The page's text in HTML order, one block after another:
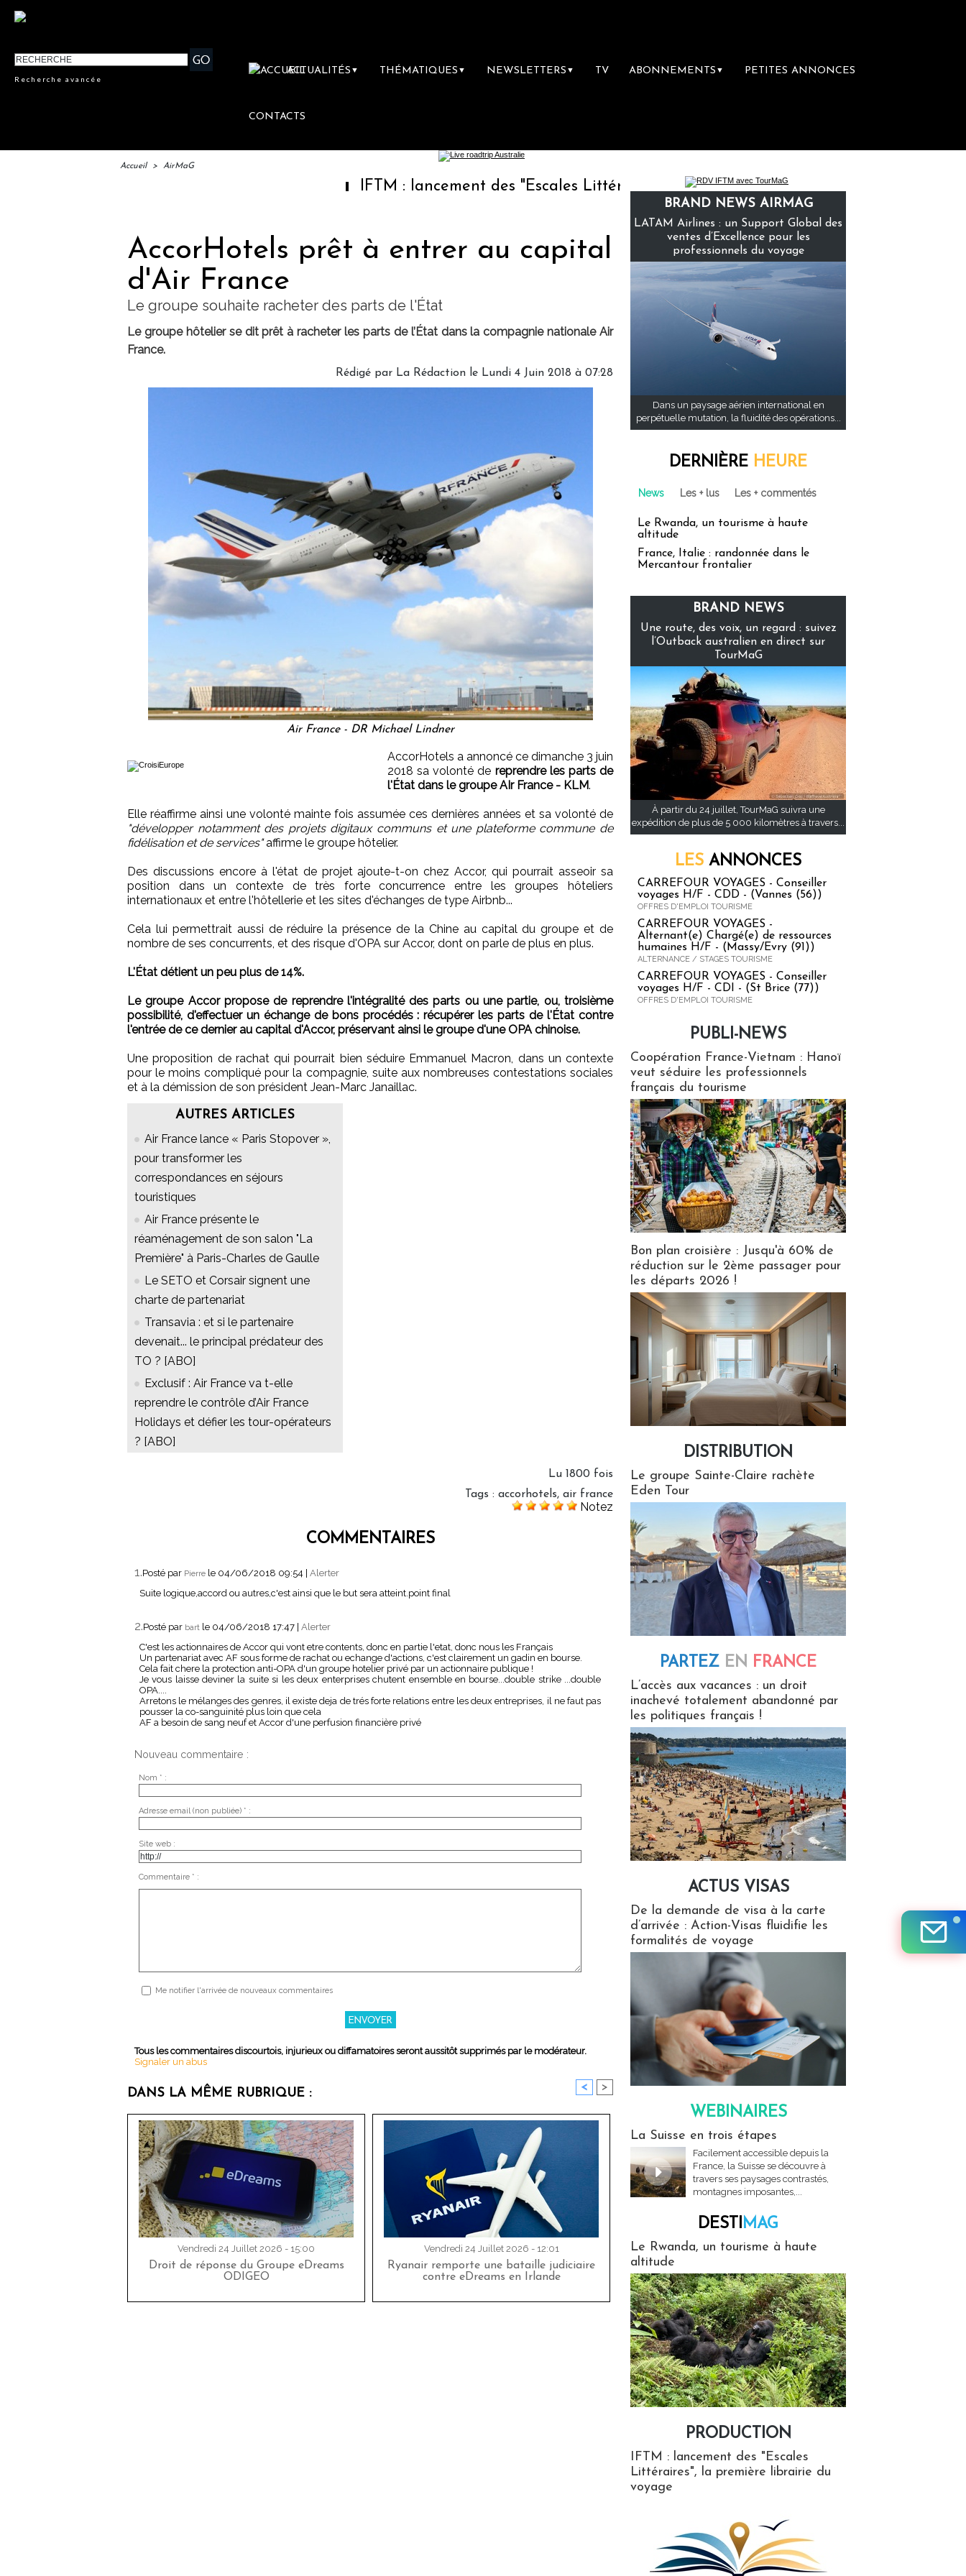
Recherche avancée
ACTUALITÉS ▼ THÉMATIQUES ▼ NEWSLETTERS ▼ TV ABONNEMENTS ▼ PETITES ANNONCES
CONTACTS
Accueil > AirMaG
IFTM : lancement des "Escales Littéraires", la première librairie du voyage
AccorHotels prêt à entrer au capital
d'Air France
Le groupe souhaite racheter des parts de l'État
Le groupe hôtelier se dit prêt à racheter les parts de l’État dans la compagnie nationale Air
France.
Rédigé par La Rédaction le Lundi 4 Juin 2018 à 07:28
Air France - DR Michael Lindner
AccorHotels a annoncé ce dimanche 3 juin
2018 sa volonté de reprendre les parts de
l'État dans le groupe AIr France - KLM.
Elle réaffirme ainsi une volonté mainte fois assumée ces dernières années et sa volonté de
"développer notamment des projets digitaux communs et une plateforme commune de
fidélisation et de services"affirme le groupe hôtelier.
Des discussions encore à l'état de projet ajoute-t-on chez Accor, qui pourrait asseoir sa
position dans un contexte de très forte concurrence entre les groupes hôteliers
internationaux et entre l'hôtellerie et les sites d'échanges de type Airbnb...
Cela lui permettrait aussi de réduire la présence de la Chine au capital du groupe et de
nombre de ses concurrents, et des risque d'OPA sur Accor, dont on parle de plus en plus.
L'État détient un peu plus de 14%.
Le groupe Accor propose de reprendre l'intégralité des parts ou une partie, ou, troisième
possibilité, d'effectuer un échange de bons procédés : récupérer les parts de l'État contre
l'entrée de ce dernier au capital d'Accor, préservant ainsi le groupe d'une OPA chinoise.
Une proposition de rachat qui pourrait bien séduire Emmanuel Macron, dans un contexte
pour le moins compliqué pour la compagnie, suite aux nombreuses contestations sociales
et à la démission de son président Jean-Marc Janaillac.
AUTRES ARTICLES
Air France lance « Paris Stopover »,
pour transformer les
correspondances en séjours
touristiques
Air France présente le
réaménagement de son salon "La
Première" à Paris-Charles de Gaulle
Le SETO et Corsair signent une
charte de partenariat
Transavia : et si le partenaire
devenait... le principal prédateur des
TO ? [ABO]
Exclusif : Air France va t-elle
reprendre le contrôle d’Air France
Holidays et défier les tour-opérateurs
? [ABO]
Lu 1800 fois
Tags : accorhotels, air france
Notez
COMMENTAIRES
1.Posté par Pierre le 04/06/2018 09:54
Alerter
Suite logique,accord ou autres,c'est ainsi que le but sera atteint.point final
2.Posté par bart le 04/06/2018 17:47 Alerter
C'est les actionnaires de Accor qui vont etre contents, donc en partie l'etat, donc nous les Français
Un partenariat avec AF sous forme de rachat ou echange d'actions, c'est clairement un gadin en bourse.
Cela fait chere la protection anti-OPA d'un groupe hotelier privé par un actionnaire publique !
Je vous laisse deviner la suite si les deux enterprises chutent ensemble en bourse...double strike ...double
OPA....
Arretons le mélanges des genres, il existe deja de trés forte relations entre les deux entreprises, il ne faut pas
pousser la co-sanguinité plus loin que cela
AF a besoin de sang neuf et Accor d'une perfusion financière privé
Nouveau commentaire :
Nom * :
Adresse email (non publiée) * :
Site web :
Commentaire * :
Me notifier l'arrivée de nouveaux commentaires
Tous les commentaires discourtois, injurieux ou diffamatoires seront aussitôt supprimés par le modérateur.
Signaler un abus
DANS LA MÊME RUBRIQUE : < >
Vendredi 24 Juillet 2026 - 15:00
Droit de réponse du Groupe eDreams
ODIGEO
Vendredi 24 Juillet 2026 - 12:01
Ryanair remporte une bataille judiciaire
contre eDreams en Irlande
BRAND NEWS AIRMAG
LATAM Airlines : un Support Global des
ventes d’Excellence pour les
professionnels du voyage
Dans un paysage aérien international en
perpétuelle mutation, la fluidité des opérations...
DERNIÈRE HEURE
News Les + lus Les + commentés
Le Rwanda, un tourisme à haute
altitude
France, Italie : randonnée dans le
Mercantour frontalier
BRAND NEWS
Une route, des voix, un regard : suivez
l’Outback australien en direct sur
TourMaG
À partir du 24 juillet, TourMaG suivra une
expédition de plus de 5 000 kilomètres à travers...
LES ANNONCES
CARREFOUR VOYAGES - Conseiller
voyages H/F - CDD - (Vannes (56))
OFFRES D'EMPLOI TOURISME
CARREFOUR VOYAGES -
Alternant(e) Chargé(e) de ressources
humaines H/F - (Massy/Evry (91))
ALTERNANCE / STAGES TOURISME
CARREFOUR VOYAGES - Conseiller
voyages H/F - CDI - (St Brice (77))
OFFRES D'EMPLOI TOURISME
PUBLI-NEWS
Coopération France-Vietnam : Hanoï
veut séduire les professionnels
français du tourisme
Bon plan croisière : Jusqu'à 60% de
réduction sur le 2ème passager pour
les départs 2026 !
DISTRIBUTION
Le groupe Sainte-Claire rachète
Eden Tour
PARTEZ EN FRANCE
L’accès aux vacances : un droit
inachevé totalement abandonné par
les politiques français !
ACTUS VISAS
De la demande de visa à la carte
d’arrivée : Action-Visas fluidifie les
formalités de voyage
WEBINAIRES
La Suisse en trois étapes
Facilement accessible depuis la
France, la Suisse se découvre à
travers ses paysages contrastés,
montagnes imposantes,...
DESTIMAG
Le Rwanda, un tourisme à haute
altitude
PRODUCTION
IFTM : lancement des "Escales
Littéraires", la première librairie du
voyage